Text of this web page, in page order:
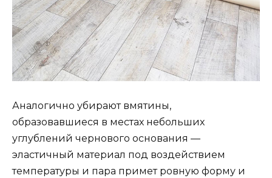
Аналогично убирают вмятины,
образовавшиеся в местах небольших
углублений чернового основания —
эластичный материал под воздействием
температуры и пара примет ровную форму и